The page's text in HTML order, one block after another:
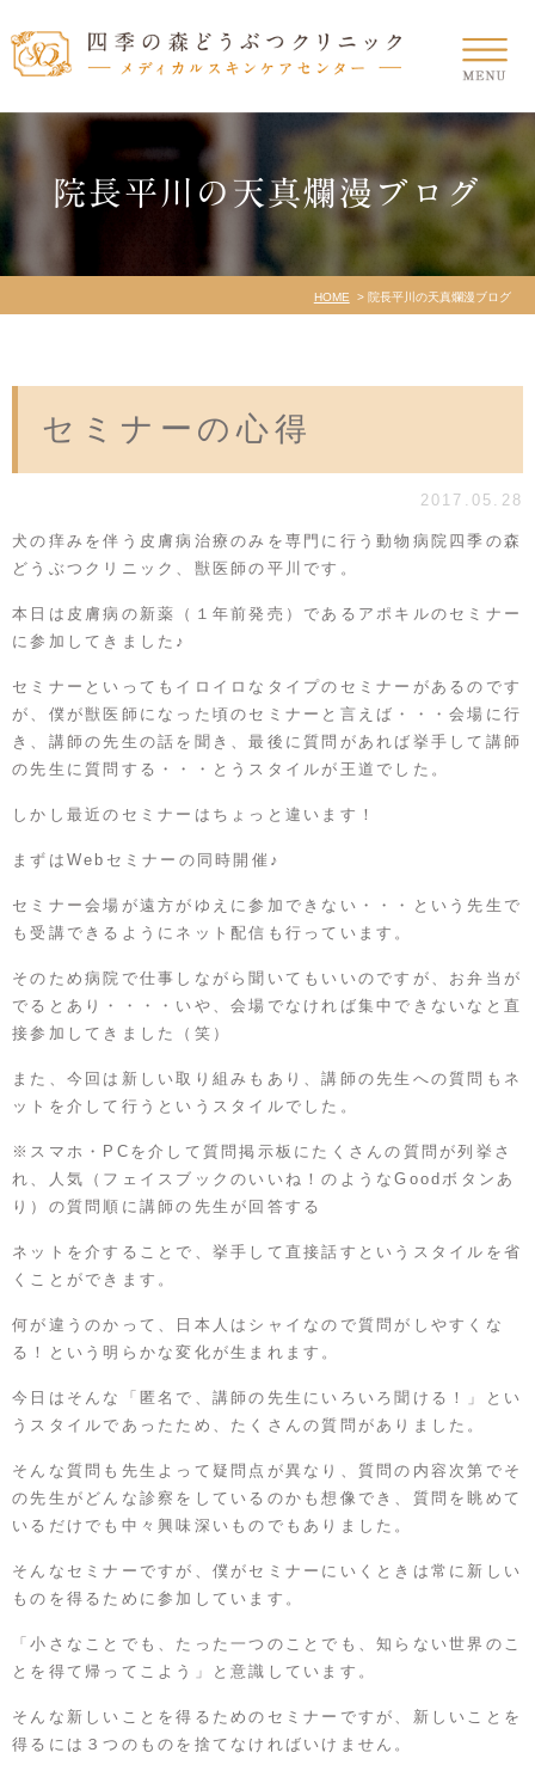
院長平川の天真爛漫ブログ
HOME 院長平川の天真爛漫ブログ
セミナーの心得
2017.05.28
犬の痒みを伴う皮膚病治療のみを専門に行う動物病院四季の森
どうぶつクリニック、獣医師の平川です。
本日は皮膚病の新薬（１年前発売）であるアポキルのセミナー
に参加してきました♪
セミナーといってもイロイロなタイプのセミナーがあるのです
が、僕が獣医師になった頃のセミナーと言えば・・・会場に行
き、講師の先生の話を聞き、最後に質問があれば挙手して講師
の先生に質問する・・・とうスタイルが王道でした。
しかし最近のセミナーはちょっと違います！
まずはWebセミナーの同時開催♪
セミナー会場が遠方がゆえに参加できない・・・という先生で
も受講できるようにネット配信も行っています。
そのため病院で仕事しながら聞いてもいいのですが、お弁当が
でるとあり・・・・いや、会場でなければ集中できないなと直
接参加してきました（笑）
また、今回は新しい取り組みもあり、講師の先生への質問もネ
ットを介して行うというスタイルでした。
※スマホ・PCを介して質問掲示板にたくさんの質問が列挙さ
れ、人気（フェイスブックのいいね！のようなGoodボタンあ
り）の質問順に講師の先生が回答する
ネットを介することで、挙手して直接話すというスタイルを省
くことができます。
何が違うのかって、日本人はシャイなので質問がしやすくな
る！という明らかな変化が生まれます。
今日はそんな「匿名で、講師の先生にいろいろ聞ける！」とい
うスタイルであったため、たくさんの質問がありました。
そんな質問も先生よって疑問点が異なり、質問の内容次第でそ
の先生がどんな診察をしているのかも想像でき、質問を眺めて
いるだけでも中々興味深いものでもありました。
そんなセミナーですが、僕がセミナーにいくときは常に新しい
ものを得るために参加しています。
「小さなことでも、たった一つのことでも、知らない世界のこ
とを得て帰ってこよう」と意識しています。
そんな新しいことを得るためのセミナーですが、新しいことを
得るには３つのものを捨てなければいけません。